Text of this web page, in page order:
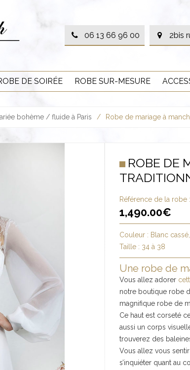
06 13 66 96 00 2bis
DE SOIRÉE ROBE SUR-MESURE
bohème / fluide à Paris / Robe de mariage à
ROBE DE
Référence de la robe :
1,490.00€
Couleur : Blanc
Taille : 34 à 38
Une robe de
Vous allez adorer
notre boutique robe
magnifique robe de
Ce haut est corseté
aussi un corps
trouverez des
Vous allez vous
s’inquiéter quant au